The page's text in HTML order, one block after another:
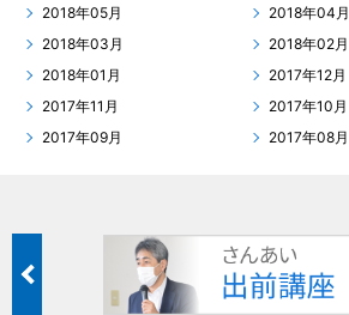
2018年05月
2018年04月
2018年03月
2018年02月
2018年01月
2017年12月
2017年11月
2017年10月
2017年09月
2017年08月